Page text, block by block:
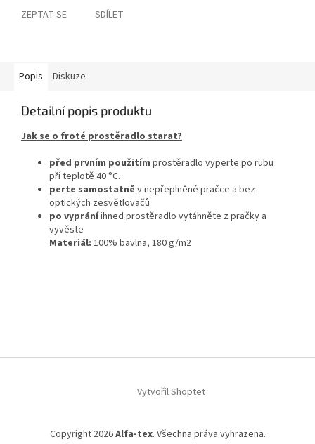
ZEPTAT SE SDÍLET
Popis Diskuze
Detailní popis produktu
Jak se o froté prostěradlo starat?
před prvním použitím prostěradlo vyperte po rubu
při teplotě 40 °C.
perte samostatně v nepřeplněné pračce a bez
optických zesvětlovačů
po vypráníihned prostěradlo vytáhněte z pračky a
vyvěste
Materiál:100% bavlna, 180 g/m2
Vytvořil Shoptet
Copyright 2026Alfa-tex. Všechna práva vyhrazena.